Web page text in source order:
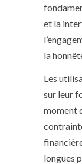
et la
la
Les
sur leur
moment
longues